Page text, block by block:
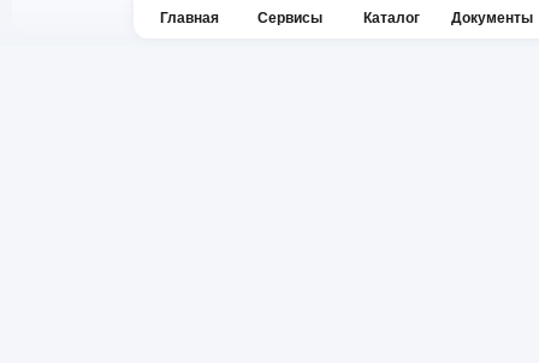
Главная Сервисы Каталог Документы